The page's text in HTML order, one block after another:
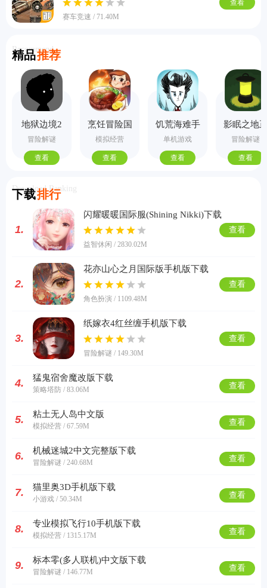
赛车竞速 / 71.40M
查看
精品推荐
Recommend
地狱边境2
手机版
冒险解谜
查看
烹饪冒险国
际服
模拟经营
查看
饥荒海难手
机版
单机游戏
查看
影眠之地
式版
冒险解谜
查看
下载排行
Download Ranking
1.
闪耀暖暖国际服(Shining Nikki)下载
益智休闲 / 2830.02M
查看
2.
花亦山心之月国际版手机版下载
角色扮演 / 1109.48M
查看
3.
纸嫁衣4红丝缠手机版下载
冒险解谜 / 149.30M
查看
4. 猛鬼宿舍魔改版下载
策略塔防 / 83.06M 查看
5. 粘土无人岛中文版
模拟经营 / 67.59M 查看
6. 机械迷城2中文完整版下载
冒险解谜 / 240.68M 查看
7. 猫里奥3D手机版下载
小游戏 / 50.34M 查看
8. 专业模拟飞行10手机版下载
模拟经营 / 1315.17M 查看
9. 标本零(多人联机)中文版下载
冒险解谜 / 146.77M 查看